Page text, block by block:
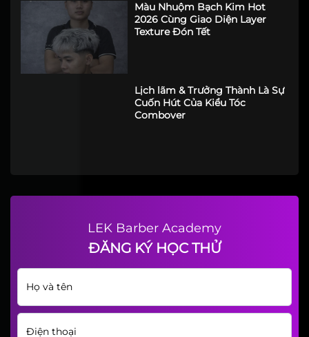
Màu Nhuộm Bạch Kim Hot
2026 Cùng Giao Diện Layer
Texture Đón Tết
Lịch lãm & Trưởng Thành Là Sự
Cuốn Hút Của Kiểu Tóc
Combover
LEK Barber Academy
ĐĂNG KÝ HỌC THỬ